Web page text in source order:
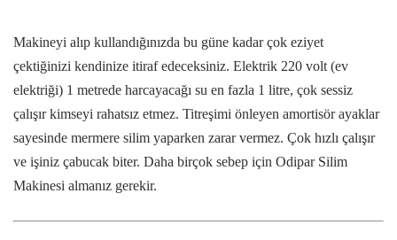
Makineyi alıp kullandığınızda bu güne kadar çok eziyet
çektiğinizi kendinize itiraf edeceksiniz. Elektrik 220 volt (ev
elektriği) 1 metrede harcayacağı su en fazla 1 litre, çok sessiz
çalışır kimseyi rahatsız etmez. Titreşimi önleyen amortisör ayaklar
sayesinde mermere silim yaparken zarar vermez. Çok hızlı çalışır
ve işiniz çabucak biter. Daha birçok sebep için Odipar Silim
Makinesi almanız gerekir.